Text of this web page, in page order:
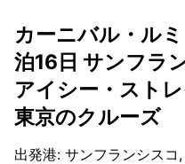
カーニバル・ル
泊16日 サンフラ
アイシー・スト
東京のクルーズ
出発港: サンフランシスコ